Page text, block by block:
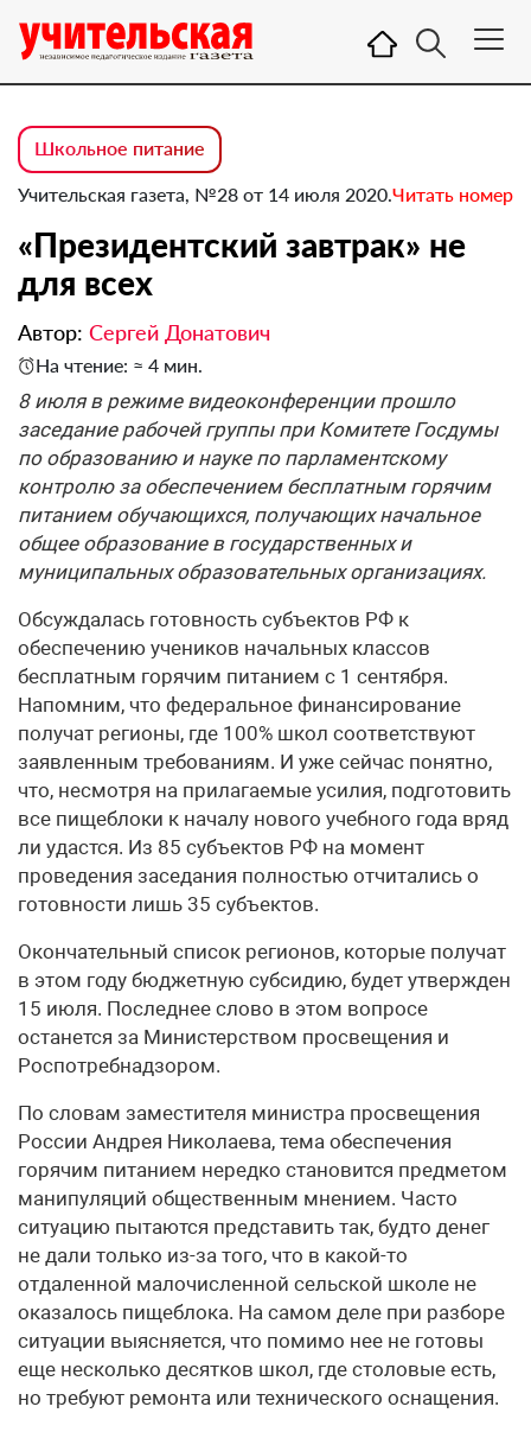
Школьное питание
Учительская газета, №28 от 14 июля 2020.Читать номер
«Президентский завтрак» не
для всех
Автор: Сергей Донатович
На чтение: ≈ 4 мин.
8 июля в режиме видеоконференции прошло
заседание рабочей группы при Комитете Госдумы
по образованию и науке по парламентскому
контролю за обеспечением бесплатным горячим
питанием обучающихся, получающих начальное
общее образование в государственных и
муниципальных образовательных организациях.
Обсуждалась готовность субъектов РФ к
обеспечению учеников начальных классов
бесплатным горячим питанием с 1 сентября.
Напомним, что федеральное финансирование
получат регионы, где 100% школ соответствуют
заявленным требованиям. И уже сейчас понятно,
что, несмотря на прилагаемые усилия, подготовить
все пищеблоки к началу нового учебного года вряд
ли удастся. Из 85 субъектов РФ на момент
проведения заседания полностью отчитались о
готовности лишь 35 субъектов.
Окончательный список регионов, которые получат
в этом году бюджетную субсидию, будет утвержден
15 июля. Последнее слово в этом вопросе
останется за Министерством просвещения и
Роспотребнадзором.
По словам заместителя министра просвещения
России Андрея Николаева, тема обеспечения
горячим питанием нередко становится предметом
манипуляций общественным мнением. Часто
ситуацию пытаются представить так, будто денег
не дали только из-за того, что в какой-то
отдаленной малочисленной сельской школе не
оказалось пищеблока. На самом деле при разборе
ситуации выясняется, что помимо нее не готовы
еще несколько десятков школ, где столовые есть,
но требуют ремонта или технического оснащения.